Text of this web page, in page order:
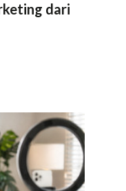
dari